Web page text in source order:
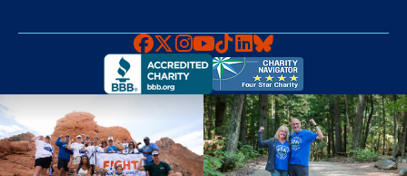
Faceboook
X Instagram
YouTube
TikTok
LinkedIn
Bluesky